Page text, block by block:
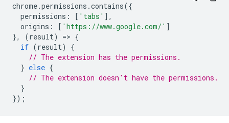
chrome.permissions .contains({
permissions : [ 'tabs' ],
origins : [ 'https://www.google.com/' ]
},
(result) => {
if (result)
{
// The extension has the permissions.
} else {
// The extension doesn't have the permissions.
}
});